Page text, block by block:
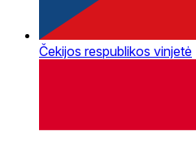
Čekijos respublikos vinjetė